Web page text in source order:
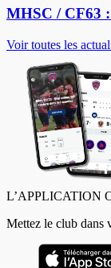
MHSC / CF63 :
Voir toutes les
L’APPLICATION
Mettez le club dans